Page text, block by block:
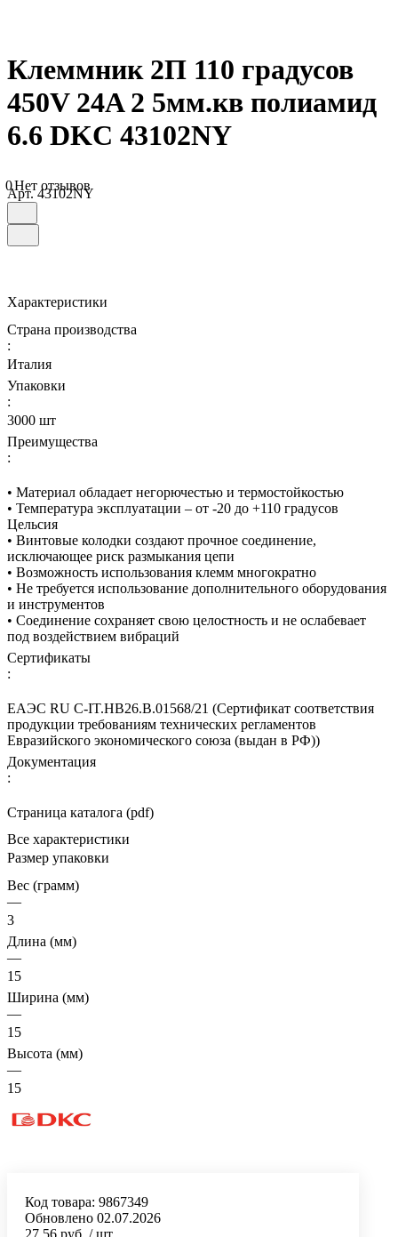
Клеммник 2П 110 градусов
450V 24A 2 5мм.кв полиамид
6.6 DKC 43102NY
0Нет отзывов
Арт.43102NY
Характеристики
Страна производства
:
Италия
Упаковки
:
3000 шт
Преимущества
:
• Материал обладает негорючестью и термостойкостью
• Температура эксплуатации – от -20 до +110 градусов
Цельсия
• Винтовые колодки создают прочное соединение,
исключающее риск размыкания цепи
• Возможность использования клемм многократно
• Не требуется использование дополнительного оборудования
и инструментов
• Соединение сохраняет свою целостность и не ослабевает
под воздействием вибраций
Сертификаты
:
ЕАЭС RU С-IT.НВ26.В.01568/21 (Сертификат соответствия
продукции требованиям технических регламентов
Евразийского экономического союза (выдан в РФ))
Документация
:
Страница каталога (pdf)
Все характеристики
Размер упаковки
Вес (грамм)
—
3
Длина (мм)
—
15
Ширина (мм)
—
15
Высота (мм)
—
15
Код товара: 9867349
Обновлено 02.07.2026
27.56 руб. / шт